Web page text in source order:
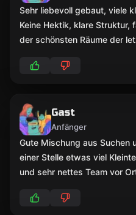
Sehr liebevoll gebaut, viele
Keine Hektik, klare Struktur,
der schönsten Räume der
Gast
Anfänger
Gute Mischung aus Suchen
einer Stelle etwas viel
und sehr nettes Team vor